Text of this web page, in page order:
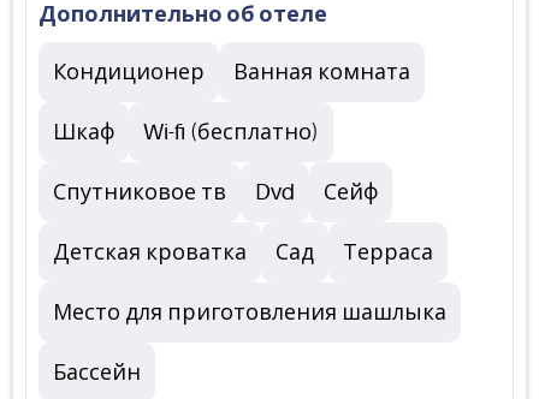
Дополнительно об отеле
Кондиционер Ванная комната
Шкаф Wi-fi (бесплатно)
Спутниковое тв Dvd Сейф
Детская кроватка Сад Терраса
Место для приготовления шашлыка
Бассейн